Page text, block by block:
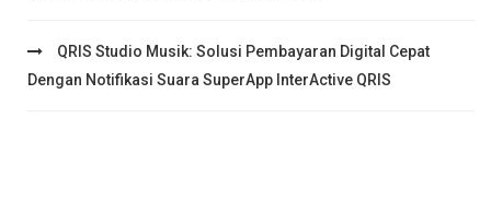
QRIS Studio Musik: Solusi Pembayaran Digital Cepat
Dengan Notifikasi Suara SuperApp InterActive QRIS